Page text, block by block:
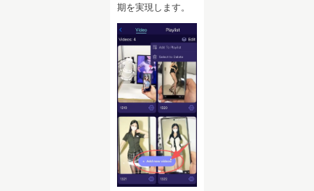
期を実現します。